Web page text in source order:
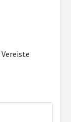
Vereiste